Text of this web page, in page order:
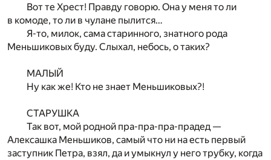
Вот те Хрест! Правду говорю. Она у меня то ли
в комоде, то ли в чулане пылится…
Я-то, милок, сама старинного, знатного рода
Меньшиковых буду. Слыхал, небось, о таких?
МАЛЫЙ
Ну как же! Кто не знает Меньшиковых?!
СТАРУШКА
Так вот, мой родной пра-пра-пра-прадед —
Алексашка Меньшиков, самый что ни на есть первый
заступник Петра, взял, да и умыкнул у него трубку, когда